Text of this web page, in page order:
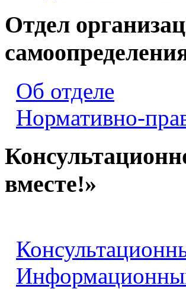
Отдел
Об отделе
Нормативно-
вместе!»